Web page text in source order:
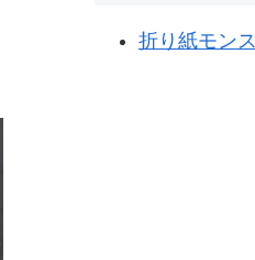
折り紙モン